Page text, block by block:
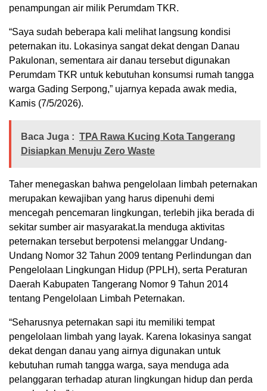
penampungan air milik Perumdam TKR.
“Saya sudah beberapa kali melihat langsung kondisi
peternakan itu. Lokasinya sangat dekat dengan Danau
Pakulonan, sementara air danau tersebut digunakan
Perumdam TKR untuk kebutuhan konsumsi rumah tangga
warga Gading Serpong,” ujarnya kepada awak media,
Kamis (7/5/2026).
Baca Juga : TPA Rawa Kucing Kota Tangerang
Disiapkan Menuju Zero Waste
Taher menegaskan bahwa pengelolaan limbah peternakan
merupakan kewajiban yang harus dipenuhi demi
mencegah pencemaran lingkungan, terlebih jika berada di
sekitar sumber air masyarakat.Ia menduga aktivitas
peternakan tersebut berpotensi melanggar Undang-
Undang Nomor 32 Tahun 2009 tentang Perlindungan dan
Pengelolaan Lingkungan Hidup (PPLH), serta Peraturan
Daerah Kabupaten Tangerang Nomor 9 Tahun 2014
tentang Pengelolaan Limbah Peternakan.
“Seharusnya peternakan sapi itu memiliki tempat
pengelolaan limbah yang layak. Karena lokasinya sangat
dekat dengan danau yang airnya digunakan untuk
kebutuhan rumah tangga warga, saya menduga ada
pelanggaran terhadap aturan lingkungan hidup dan perda